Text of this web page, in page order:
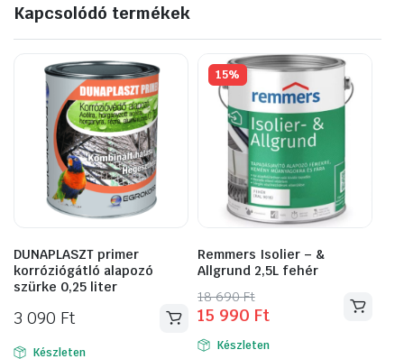
Kapcsolódó termékek
DUNAPLASZT primer
korróziógátló alapozó
szürke 0,25 liter
3 090 Ft
Készleten
15%
Remmers Isolier – &
Allgrund 2,5L fehér
18 690Ft
Original
price
was:
15 990 Ft
Current
price
is: Készleten